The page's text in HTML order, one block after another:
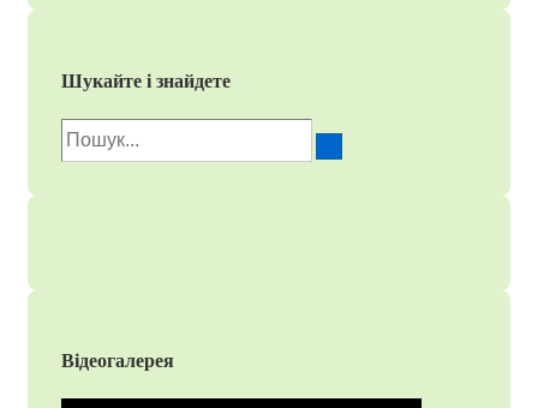
ПРІОРИТЕТІВ!
Шукайте і знайдете
Пошук
для:
Відеогалерея